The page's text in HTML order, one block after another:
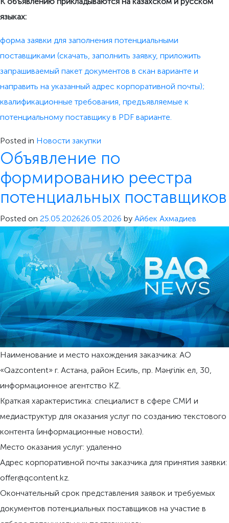
языках:
форма заявки для заполнения потенциальными
поставщиками (скачать, заполнить заявку, приложить
запрашиваемый пакет документов в скан варианте и
направить на указанный адрес корпоративной почты);
квалификационные требования, предъявляемые к
потенциальному поставщику в PDF варианте.
Posted in Новости закупки
Объявление по
формированию реестра
потенциальных поставщиков
Posted on 25.05.202626.05.2026 by Айбек Ахмадиев
Наименование и место нахождения заказчика: АО
«Qazcontent» г. Астана, район Есиль, пр. Мәңгiлiк eл, 30,
информационное агентство KZ.
Краткая характеристика: специалист в сфере СМИ и
медиаструктур для оказания услуг по созданию текстового
контента (информационные новости).
Место оказания услуг: удаленно
Адрес корпоративной почты заказчика для принятия заявки:
offer@qcontent.kz.
Окончательный срок представления заявок и требуемых
документов потенциальных поставщиков на участие в